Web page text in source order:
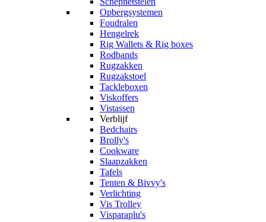
Opbergsystemen
Foudralen
Hengelrek
Rig Wallets & Rig boxes
Rodbands
Rugzakken
Rugzakstoel
Tackleboxen
Viskoffers
Vistassen
Verblijf
Bedchairs
Brolly's
Cookware
Slaapzakken
Tafels
Tenten & Bivvy's
Verlichting
Vis Trolley
Visparaplu's